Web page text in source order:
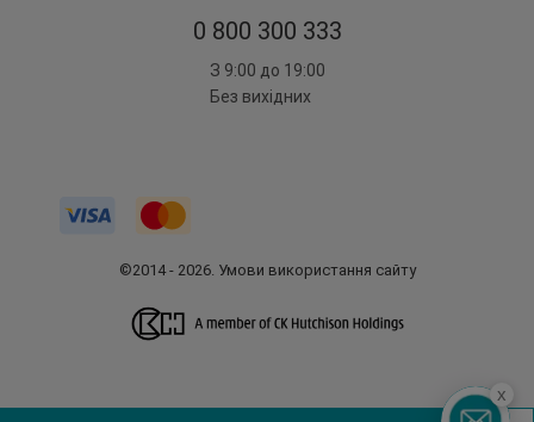
0 800 300 333
З 9:00 до 19:00
Без вихідних
©2014 - 2026. Умови використання сайту
x